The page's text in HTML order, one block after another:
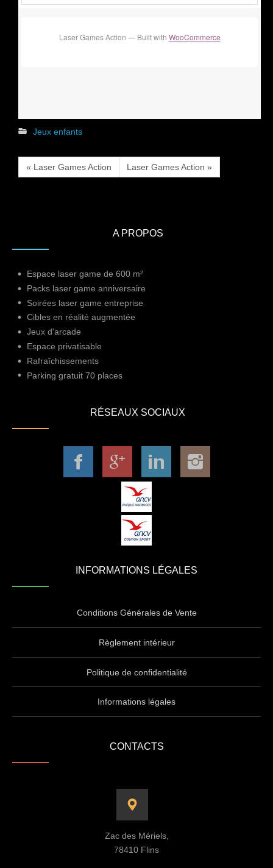
Laser Games Action — Built with WooCommerce
Jeux enfants
« Laser Games Action Laser Games Action »
A PROPOS
Espace laser game de 600 m²
Packs laser game anniversaire
Soirées laser game entreprise
Cibles en réalité augmentée
Jeux d'arcade
Espace privatisable
Rafraîchissements
Parking gratuit 70 places
RÉSEAUX SOCIAUX
INFORMATIONS LÉGALES
Conditions Générales de Vente
Règlement intérieur
Politique de confidentialité
Informations légales
CONTACTS
Zac des Mériels,
78410 Flins